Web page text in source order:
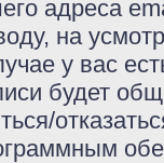
адреса
на
у вас
будет